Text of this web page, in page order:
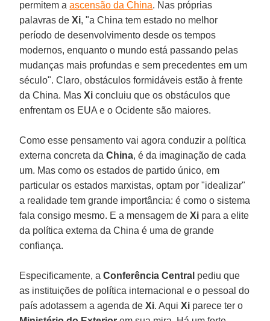
permitem aascensão da China. Nas próprias
palavras deXi, "a China tem estado no melhor
período de desenvolvimento desde os tempos
modernos, enquanto o mundo está passando pelas
mudanças mais profundas e sem precedentes em um
século". Claro, obstáculos formidáveis estão à frente
da China. MasXi concluiu que os obstáculos que
enfrentam os EUA e o Ocidente são maiores.
Como esse pensamento vai agora conduzir a política
externa concreta daChina, é da imaginação de cada
um. Mas como os estados de partido único, em
particular os estados marxistas, optam por "idealizar"
a realidade tem grande importância: é como o sistema
fala consigo mesmo. E a mensagem deXi para a elite
da política externa da China é uma de grande
confiança.
Especificamente, aConferência Central pediu que
as instituições de política internacional e o pessoal do
país adotassem a agenda deXi. AquiXi parece ter o